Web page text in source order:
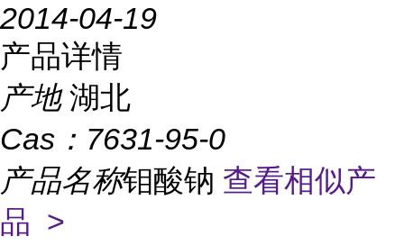
2014-04-19
产品详情
产地 湖北
Cas： 7631-95-0
产品名称钼酸钠 查看相似产
品 >